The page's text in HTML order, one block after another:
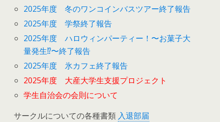
2025年度 冬のワンコインバスツアー終了報告
2025年度 学祭終了報告
2025年度 ハロウィンパーティー！〜お菓子大
量発生⁉︎〜終了報告
2025年度 氷カフェ終了報告
2025年度 大産大学生支援プロジェクト
学生自治会の会則について
サークルについての各種書類 入退部届